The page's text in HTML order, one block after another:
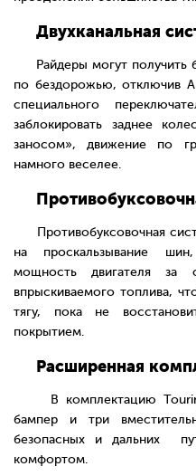
Двухканальная
Райдеры могут получить
по бездорожью, отключив
специального
заблокировать заднее
заносом», движение по
намного веселее.
Противобуксовочная
на проскальзывание
мощность двигателя за
впрыскиваемого топлива,
тягу, пока не
покрытием.
Расширенная
В комплектацию Touring
бампер и три
безопасных и дальних
комфортом.